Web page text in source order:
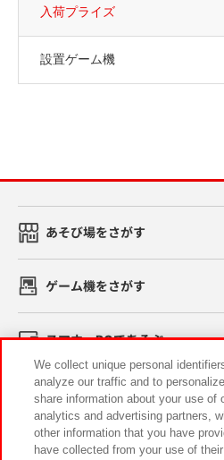
入荷プライズ
設置ゲーム機
あそび場をさがす
ゲーム機をさがす
スマホ・PCであそぶ
イベント・キャンペーン
We collect unique personal
analyze our traffic and to
share information about your use of
analytics and advertising partners,
other information that you have
have collected from your use of